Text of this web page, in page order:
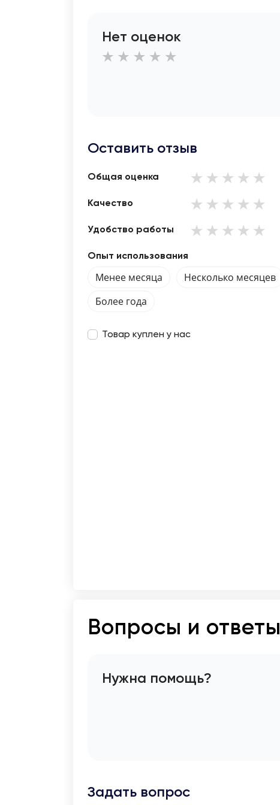
Нет оценок
Оставить отзыв
Общая оценка
Качество
Удобство работы
Опыт использования
Менее месяца
Несколько месяцев
Более года
Товар куплен у нас
Вопросы и ответы
Нужна помощь?
Задать вопрос